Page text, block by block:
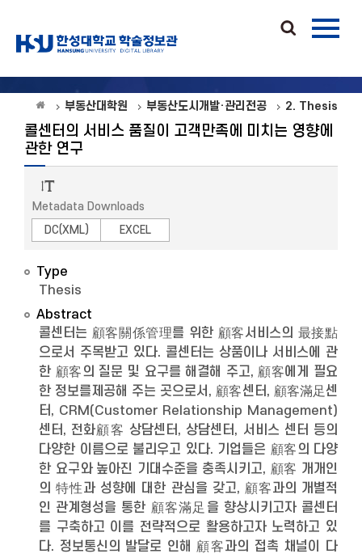
부동산대학원 부동산도시개발·관리전공 2. Thesis
콜센터의 서비스 품질이 고객만족에 미치는 영향에
관한 연구
Metadata Downloads
DC(XML)
EXCEL
Type
Thesis
Abstract
콜센터는 顧客關係管理를 위한 顧客서비스의 最接點
으로서 주목받고 있다. 콜센터는 상품이나 서비스에 관
한 顧客의 질문 및 요구를 해결해 주고, 顧客에게 필요
한 정보를제공해 주는 곳으로서, 顧客센터, 顧客滿足센
터, CRM(Customer Relationship Management)
센터, 전화顧客 상담센터, 상담센터, 서비스 센터 등의
다양한 이름으로 불리우고 있다. 기업들은 顧客의 다양
한 요구와 높아진 기대수준을 충족시키고, 顧客 개개인
의 特性과 성향에 대한 관심을 갖고, 顧客과의 개별적
인 관계형성을 통한 顧客滿足을 향상시키고자 콜센터
를 구축하고 이를 전략적으로 활용하고자 노력하고 있
다. 정보통신의 발달로 인해 顧客과의 접촉 채널이 다